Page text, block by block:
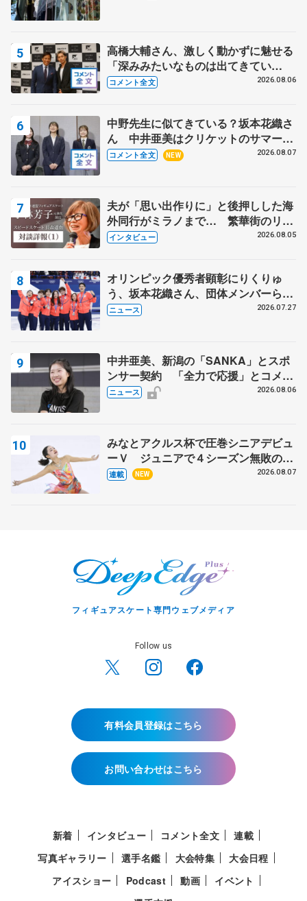
高橋大輔さん、激しく動かずに魅せる
「深みみたいなものは出てきてい
る？」 〝兄さん〟と慕うレジェンド
コメント全文 2026.08.06
中野先生に似てきている？坂本花織さ
ん 中井亜美はクリケットのサマーキ
ャンプに 島田麻央はたくさん試合に
コメント全文 NEW 2026.08.07
夫が「思い出作りに」と後押しした海
外同行がミラノまで… 繁華街のリン
クでは不良のお兄さんも味方に 小林
インタビュー 2026.08.05
オリンピック優秀者顕彰にりくりゅ
う、坂本花織さん、団体メンバーら
8月7日に文科省が表彰式、ブルーノ・
ニュース 2026.07.27
中井亜美、新潟の「SANKA」とスポ
ンサー契約 「全力で応援」とコメン
ト
ニュース 2026.08.06
みなとアクルス杯で圧巻シニアデビュ
ーＶ ジュニアで４シーズン無敗の島
田麻央
連載 NEW 2026.08.07
フィギュアスケート専門ウェブメディア
Follow us
有料会員登録はこちら
お問い合わせはこちら
新着 インタビュー コメント全文
連載
写真ギャラリー
選手名鑑 大会特集
大会日程
アイスショー
Podcast 動画
イベント